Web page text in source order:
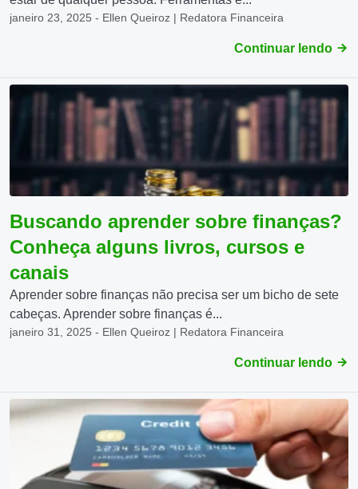
janeiro 23, 2025 - Ellen Queiroz | Redatora Financeira
Continuar lendo
Buscando aprender sobre finanças?
Conheça alguns livros, cursos e
canais
Aprender sobre finanças não precisa ser um bicho de sete
cabeças. Aprender sobre finanças é...
janeiro 31, 2025 - Ellen Queiroz | Redatora Financeira
Continuar lendo